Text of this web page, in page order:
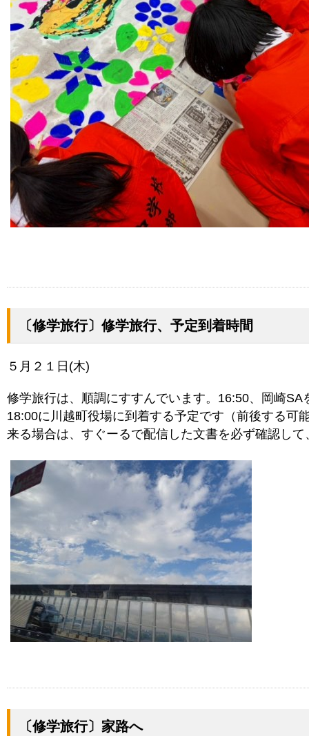
〔修学旅行〕修学旅行、予定到着時間
５月２１日(木)
修学旅行は、順調にすすんでいます。16:50、岡崎SA
18:00に川越町役場に到着する予定です（前後する可
来る場合は、すぐーるで配信した文書を必ず確認し
〔修学旅行〕家路へ